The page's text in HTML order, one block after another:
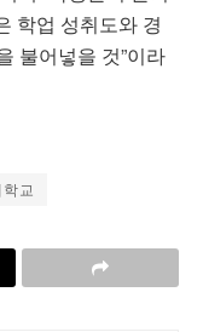
학업 성취도와 경
불어넣을 것”이라
교